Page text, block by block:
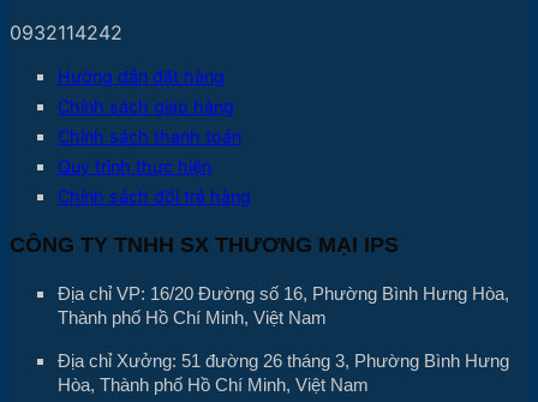
0932114242
Hướng dẫn đặt hàng
Chính sách giao hàng
Chính sách thanh toán
Quy trình thực hiện
Chính sách đổi trả hàng
CÔNG TY TNHH SX THƯƠNG MẠI IPS
Địa chỉ VP: 16/20 Đường số 16, Phường Bình Hưng Hòa,
Thành phố Hồ Chí Minh, Việt Nam
Địa chỉ Xưởng: 51 đường 26 tháng 3, Phường Bình Hưng
Hòa, Thành phố Hồ Chí Minh, Việt Nam